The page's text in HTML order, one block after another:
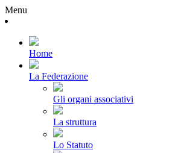
Menu
Home
La Federazione
Gli organi associativi
La struttura
Lo Statuto